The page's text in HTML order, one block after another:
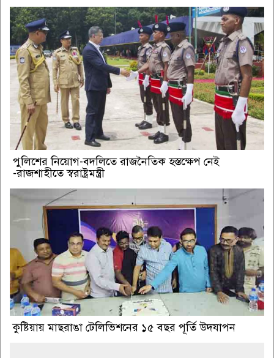
পুলিশের নিয়োগ-বদলিতে রাজনৈতিক হস্তক্ষেপ নেই
-রাজশাহীতে স্বরাষ্ট্রমন্ত্রী
কুষ্টিয়ায় মাছরাঙা টেলিভিশনের ১৫ বছর পূর্তি উদযাপন